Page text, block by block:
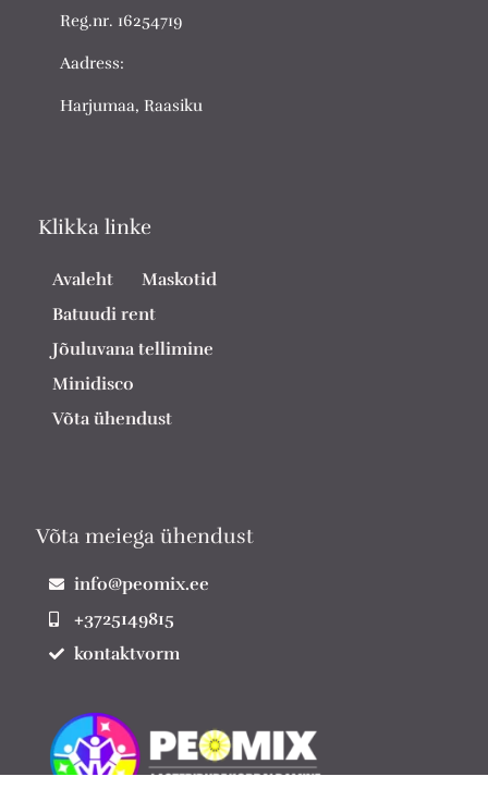
Reg.nr. 16254719
Aadress:
Harjumaa, Raasiku
Klikka linke
Avaleht
Maskotid
Batuudi rent
Jõuluvana tellimine
Minidisco
Võta ühendust
Võta meiega ühendust
info@peomix.ee
+3725149815
kontaktvorm